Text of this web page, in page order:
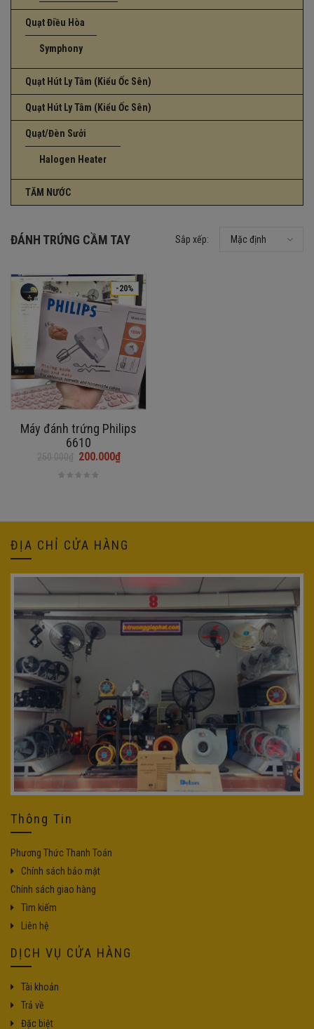
Quạt Điều Hòa
Symphony
Quạt Hút Ly Tâm (Kiểu Ốc Sên)
Quạt Hút Ly Tâm (Kiểu Ốc Sên)
Quạt/Đèn Sưởi
Halogen Heater
TĂM NƯỚC
ĐÁNH TRỨNG CẦM TAY Sắp xếp: Mặc định
-20%
Máy đánh trứng Philips
6610
250.000₫ 200.000₫
200.000₫.
ĐỊA CHỈ CỬA HÀNG
Thông Tin
Phương Thức Thanh Toán
Chính sách bảo mật
Chính sách giao hàng
Tìm kiếm
Liên hệ
DỊCH VỤ CỬA HÀNG
Tài khoản
Trả về
Đặc biệt